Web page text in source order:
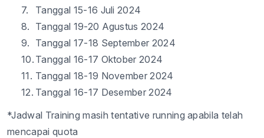
7.
Tanggal 15-16 Juli 2024
8. Tanggal 19-20 Agustus 2024
9. Tanggal 17-18 September 2024
10. Tanggal 16-17 Oktober 2024
11. Tanggal 18-19 November 2024
12. Tanggal 16-17 Desember 2024
*Jadwal Trainingmasih tentative runningapabila telah
mencapai quota